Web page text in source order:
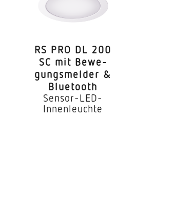
RS PRO DL 200
SC mit Bewe­
gungs­melder &
Bluetooth
Sensor-LED-
Innenleuchte